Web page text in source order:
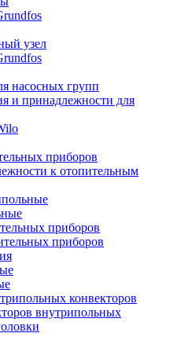
узел
насосных групп
и принадлежности для
приборов
к отопительным
приборов
приборов
конвекторов
внутрипольных